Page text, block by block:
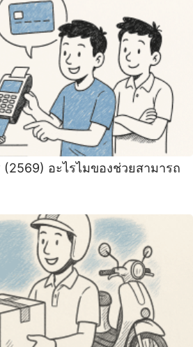
(2569) อะไรไมของช่วยสามารถ